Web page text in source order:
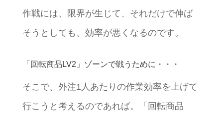
作戦には、限界が生じて、それだけで伸ば
そうとしても、効率が悪くなるのです。
「回転商品LV2」ゾーンで戦うために・・・
そこで、外注1人あたりの作業効率を上げて
行こうと考えるのであれば。「回転商品